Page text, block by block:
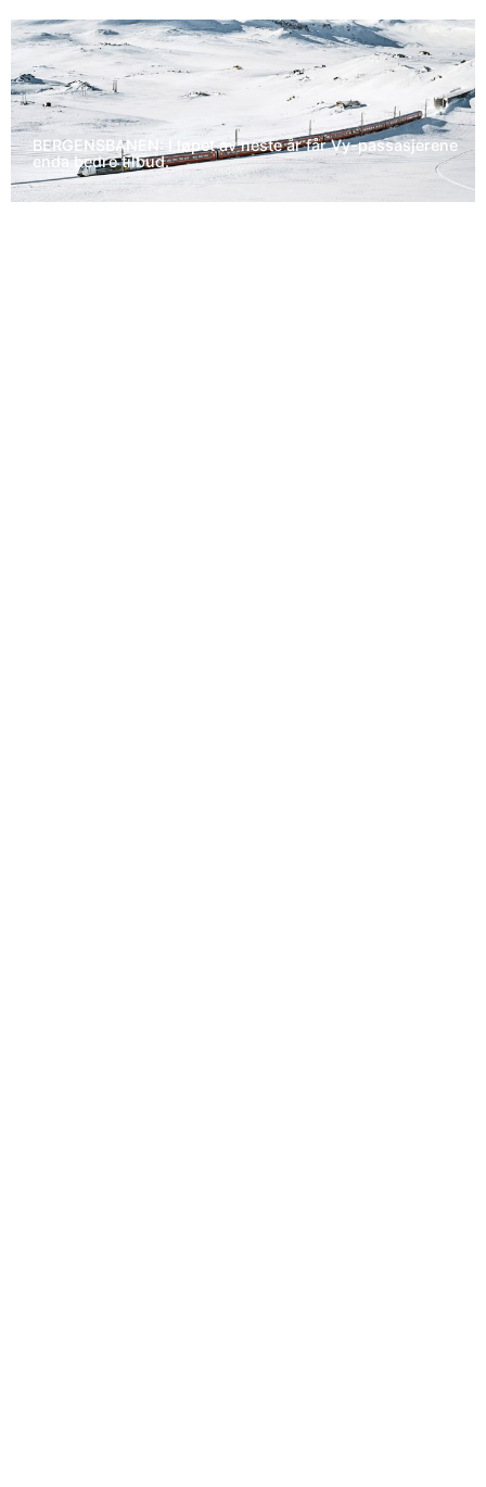
BERGENSBANEN: I løpet av neste år får Vy-passasjerene
enda bedre tilbud.